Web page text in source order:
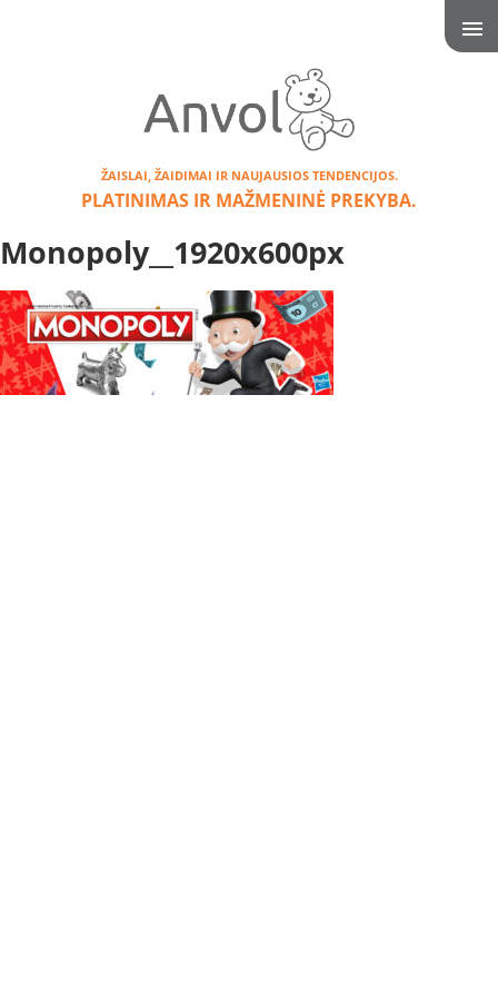
ŽAISLAI, ŽAIDIMAI IR NAUJAUSIOS TENDENCIJOS.
PLATINIMAS IR MAŽMENINĖ PREKYBA.
Monopoly__1920x600px